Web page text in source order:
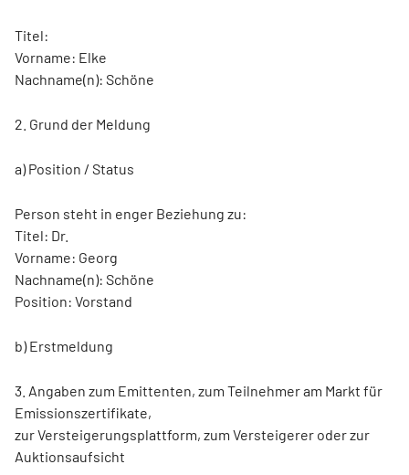
Titel:
Vorname: Elke
Nachname(n): Schöne
2. Grund der Meldung
a) Position / Status
Person steht in enger Beziehung zu:
Titel: Dr.
Vorname: Georg
Nachname(n): Schöne
Position: Vorstand
b) Erstmeldung
3. Angaben zum Emittenten, zum Teilnehmer am Markt für
Emissionszertifikate,
zur Versteigerungsplattform, zum Versteigerer oder zur
Auktionsaufsicht